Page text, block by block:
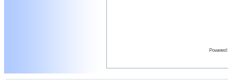
Powered